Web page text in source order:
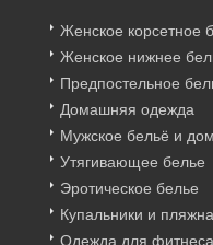
Женское корсетное
Женское нижнее
Предпостельное
Домашняя одежда
Мужское бельё и
Утягивающее белье
Эротическое белье
Купальники и
Одежда для фитнеса